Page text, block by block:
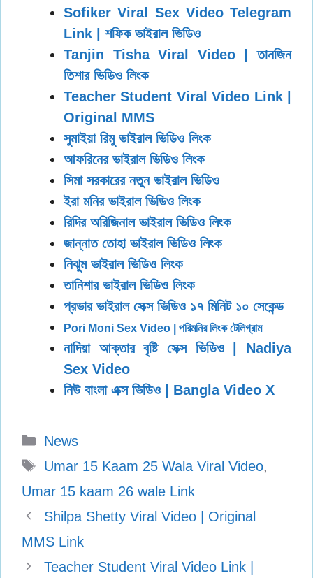
Sofiker Viral Sex Video Telegram
Link | শফিক ভাইরাল ভিডিও
Tanjin Tisha Viral Video | তানজিন
তিশার ভিডিও লিংক
Teacher Student Viral Video Link |
Original MMS
সুমাইয়া রিমু ভাইরাল ভিডিও লিংক
আফরিনের ভাইরাল ভিডিও লিংক
সিমা সরকারের নতুন ভাইরাল ভিডিও
ইরা মনির ভাইরাল ভিডিও লিংক
রিদির অরিজিনাল ভাইরাল ভিডিও লিংক
জান্নাত তোহা ভাইরাল ভিডিও লিংক
নিঝুম ভাইরাল ভিডিও লিংক
তানিশার ভাইরাল ভিডিও লিংক
প্রভার ভাইরাল সেক্স ভিডিও ১৭ মিনিট ১০ সেকেন্ড
Pori Moni Sex Video | পরিমনির লিংক টেলিগ্রাম
নাদিয়া আক্তার বৃষ্টি সেক্স ভিডিও | Nadiya
Sex Video
নিউ বাংলা এক্স ভিডিও | Bangla Video X
Categories
News
Tags
Umar 15 Kaam 25 Wala Viral Video,
Umar 15 kaam 26 wale Link
Shilpa Shetty Viral Video | Original
MMS Link
Teacher Student Viral Video Link |